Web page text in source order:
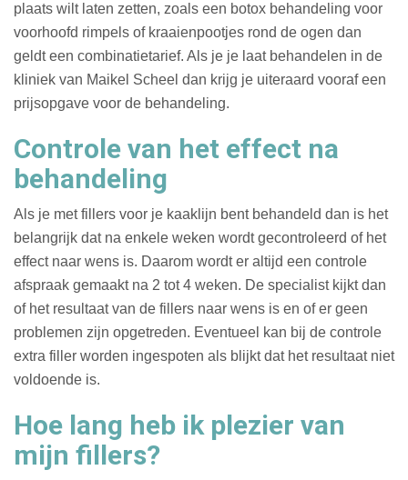
plaats wilt laten zetten, zoals een botox behandeling voor
voorhoofd rimpels of kraaienpootjes rond de ogen dan
geldt een combinatietarief. Als je je laat behandelen in de
kliniek van Maikel Scheel dan krijg je uiteraard vooraf een
prijsopgave voor de behandeling.
Controle van het effect na
behandeling
Als je met fillers voor je kaaklijn bent behandeld dan is het
belangrijk dat na enkele weken wordt gecontroleerd of het
effect naar wens is. Daarom wordt er altijd een controle
afspraak gemaakt na 2 tot 4 weken. De specialist kijkt dan
of het resultaat van de fillers naar wens is en of er geen
problemen zijn opgetreden. Eventueel kan bij de controle
extra filler worden ingespoten als blijkt dat het resultaat niet
voldoende is.
Hoe lang heb ik plezier van
mijn fillers?